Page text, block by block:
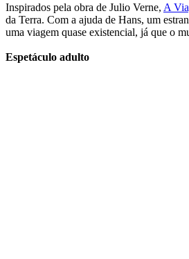
Inspirados pela obra de Julio Verne, A
da Terra. Com a ajuda de Hans, um
uma viagem quase existencial, já que o
Espetáculo adulto